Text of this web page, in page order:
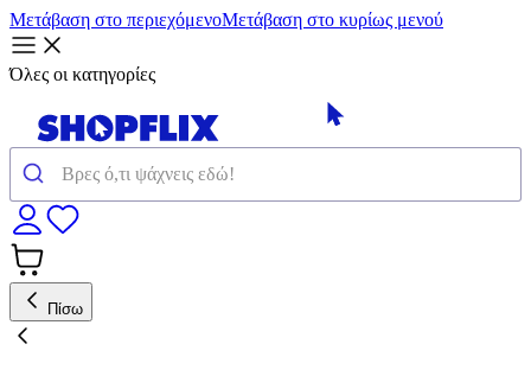
Μετάβαση στο περιεχόμενοΜετάβαση στο κυρίως μενού
Όλες οι κατηγορίες
Πίσω